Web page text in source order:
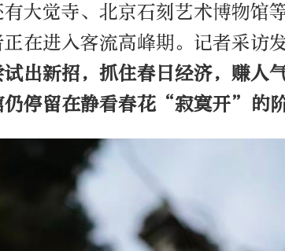
大觉寺、北京石刻艺术博物馆
在进入客流高峰期。记者采访发
出新招，抓住春日经济，赚人
停留在静看春花“寂寞开”的阶